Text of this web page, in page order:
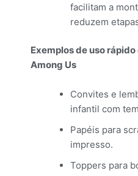
facilitam a
reduzem
Exemplos de uso
Among Us
Convites e
infantil com
Papéis para
impresso.
Toppers para